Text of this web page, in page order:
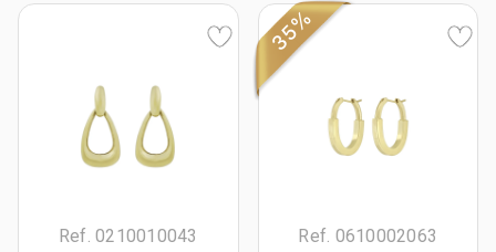
Ref. 0210010043
35%
Ref. 0610002063